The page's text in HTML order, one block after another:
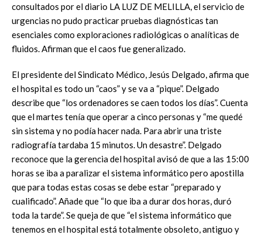
consultados por el diario LA LUZ DE MELILLA, el servicio de
urgencias no pudo practicar pruebas diagnósticas tan
esenciales como exploraciones radiológicas o analíticas de
fluidos. Afirman que el caos fue generalizado.
El presidente del Sindicato Médico, Jesús Delgado, afirma que
el hospital es todo un “caos” y se va a “pique”. Delgado
describe que “los ordenadores se caen todos los días”. Cuenta
que el martes tenía que operar a cinco personas y “me quedé
sin sistema y no podía hacer nada. Para abrir una triste
radiografía tardaba 15 minutos. Un desastre”. Delgado
reconoce que la gerencia del hospital avisó de que a las 15:00
horas se iba a paralizar el sistema informático pero apostilla
que para todas estas cosas se debe estar “preparado y
cualificado”. Añade que “lo que iba a durar dos horas, duró
toda la tarde”. Se queja de que “el sistema informático que
tenemos en el hospital está totalmente obsoleto, antiguo y